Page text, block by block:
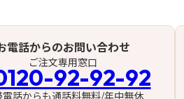
電話からのお問い合わせ
ご注文専用窓口
92-92-92
電話からも通話料無料/年中無休